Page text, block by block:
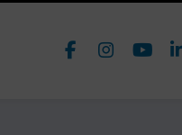
Nous